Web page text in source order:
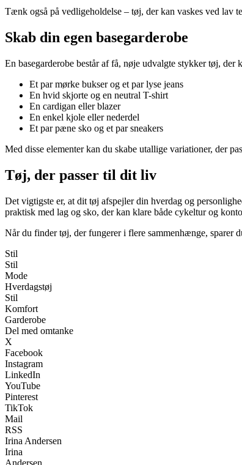
Tænk også på vedligeholdelse – tøj, der kan vaskes ved lav
Skab din egen basegarderobe
En basegarderobe består af få, nøje udvalgte stykker tøj,
Et par mørke bukser og et par lyse jeans
En hvid skjorte og en neutral T-shirt
En cardigan eller blazer
En enkel kjole eller nederdel
Et par pæne sko og et par sneakers
Med disse elementer kan du skabe utallige variationer, der
Tøj, der passer til dit liv
Det vigtigste er, at dit tøj afspejler din hverdag og
praktisk med lag og sko, der kan klare både cykeltur og
Når du finder tøj, der fungerer i flere sammenhænge, sparer
Stil
Stil
Mode
Hverdagstøj
Stil
Komfort
Garderobe
Del med omtanke
X
Facebook
Instagram
LinkedIn
YouTube
Pinterest
TikTok
Mail
RSS
Irina Andersen
Irina
Andersen